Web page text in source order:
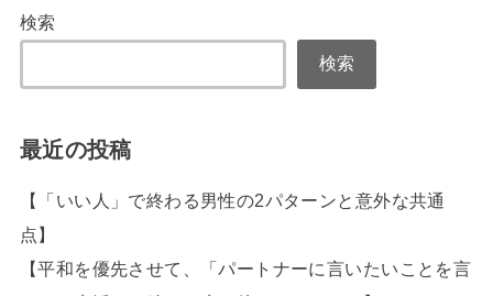
検索
検索
最近の投稿
【「いい人」で終わる男性の2パターンと意外な共通
点】
【平和を優先させて、「パートナーに言いたいことを言